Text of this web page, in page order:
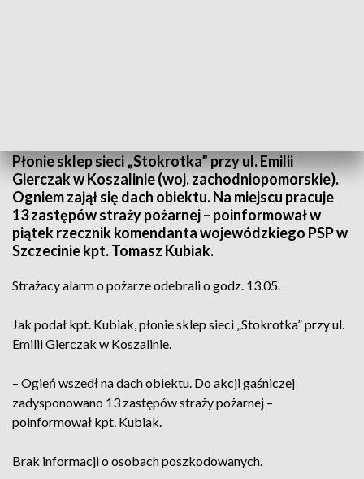
Płonie sklep sieci „Stokrotka” przy ul. Emilii
Gierczak w Koszalinie (woj. zachodniopomorskie).
Ogniem zajął się dach obiektu. Na miejscu pracuje
13 zastępów straży pożarnej – poinformował w
piątek rzecznik komendanta wojewódzkiego PSP w
Szczecinie kpt. Tomasz Kubiak.
Strażacy alarm o pożarze odebrali o godz. 13.05.
Jak podał kpt. Kubiak, płonie sklep sieci „Stokrotka” przy ul.
Emilii Gierczak w Koszalinie.
– Ogień wszedł na dach obiektu. Do akcji gaśniczej
zadysponowano 13 zastępów straży pożarnej –
poinformował kpt. Kubiak.
Brak informacji o osobach poszkodowanych.